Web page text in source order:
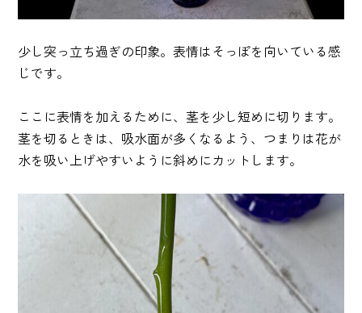
少し突っ立ち過ぎの印象。表情はそっぽを向いている感
じです。
ここに表情を加えるために、茎を少し短めに切ります。
茎を切るときは、吸水面が多くなるよう、つまりは花が
水を吸い上げやすいように斜めにカットします。